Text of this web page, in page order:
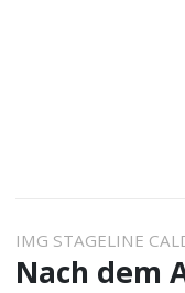
IMG STAGELINE
Nach dem